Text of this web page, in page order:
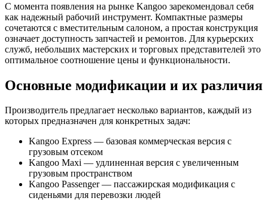
С момента появления на рынке Kangoo зарекомендовал себя
как надежный рабочий инструмент. Компактные размеры
сочетаются с вместительным салоном, а простая конструкция
означает доступность запчастей и ремонтов. Для курьерских
служб, небольших мастерских и торговых представителей это
оптимальное соотношение цены и функциональности.
Основные модификации и их различия
Производитель предлагает несколько вариантов, каждый из
которых предназначен для конкретных задач:
Kangoo Express — базовая коммерческая версия с
грузовым отсеком
Kangoo Maxi — удлиненная версия с увеличенным
грузовым пространством
Kangoo Passenger — пассажирская модификация с
сиденьями для перевозки людей